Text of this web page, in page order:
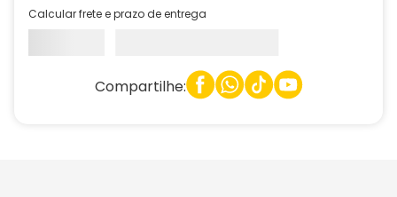
Calcular frete e prazo de entrega
Compartilhe: